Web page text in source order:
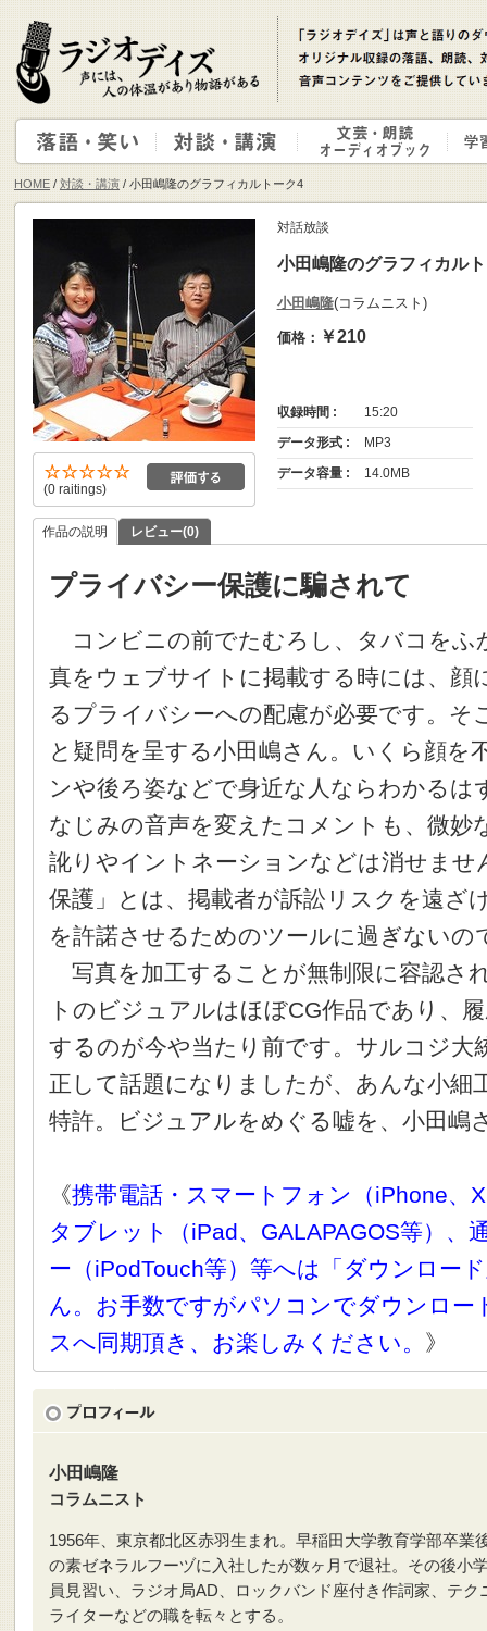
HOME / 対談・講演 / 小田嶋隆のグラフィカルトーク4
(0 raitings)
対話放談
小田嶋隆のグラフィカル
小田嶋隆(コラムニスト)
価格： ￥210
収録時間 :
15:20
データ形式 :
MP3
データ容量 :
14.0MB
作品の説明 レビュー(0)
プライバシー保護に騙されて
コンビニの前でたむろし、タバコをふ
真をウェブサイトに掲載する時には、顔
るプライバシーへの配慮が必要です。そ
と疑問を呈する小田嶋さん。いくら顔を
ンや後ろ姿などで身近な人ならわかるは
なじみの音声を変えたコメントも、微妙
訛りやイントネーションなどは消せませ
保護」とは、掲載者が訴訟リスクを遠ざ
を許諾させるためのツールに過ぎないの
写真を加工することが無制限に容認さ
トのビジュアルはほぼCG作品であり、
するのが今や当たり前です。サルコジ大
正して話題になりましたが、あんな小細
特許。ビジュアルをめぐる嘘を、小田嶋
《携帯電話・スマートフォン（iPhone、
タブレット（iPad、GALAPAGOS等）、
ー（iPodTouch等）等へは「ダウンロー
ん。お手数ですがパソコンでダウンロー
スへ同期頂き、お楽しみください。 》
小田嶋隆
コラムニスト
1956年、東京都北区赤羽生まれ。早稲田大学教育学部卒業
の素ゼネラルフーヅに入社したが数ヶ月で退社。その後小
員見習い、ラジオ局AD、ロックバンド座付き作詞家、テク
ライターなどの職を転々とする。